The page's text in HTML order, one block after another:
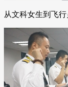
从文科女生到飞